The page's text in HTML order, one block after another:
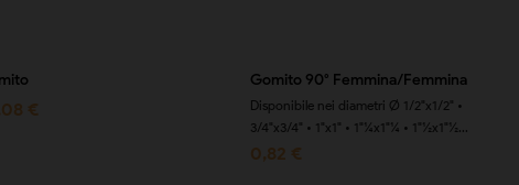
€
Gomito 90° Femmina/Femmina
Disponibile nei diametri Ø 1/2"x1/2" •
3/4"x3/4" • 1"x1" • 1"¼x1"¼ • 1"½x1"½...
0,82 €